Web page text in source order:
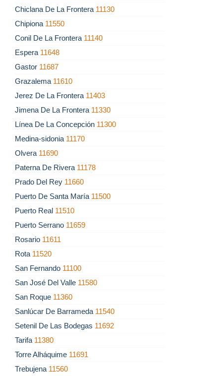
Chiclana De La Frontera 11130
Chipiona 11550
Conil De La Frontera 11140
Espera 11648
Gastor 11687
Grazalema 11610
Jerez De La Frontera 11403
Jimena De La Frontera 11330
Línea De La Concepción 11300
Medina-sidonia 11170
Olvera 11690
Paterna De Rivera 11178
Prado Del Rey 11660
Puerto De Santa María 11500
Puerto Real 11510
Puerto Serrano 11659
Rosario 11611
Rota 11520
San Fernando 11100
San José Del Valle 11580
San Roque 11360
Sanlúcar De Barrameda 11540
Setenil De Las Bodegas 11692
Tarifa 11380
Torre Alháquime 11691
Trebujena 11560